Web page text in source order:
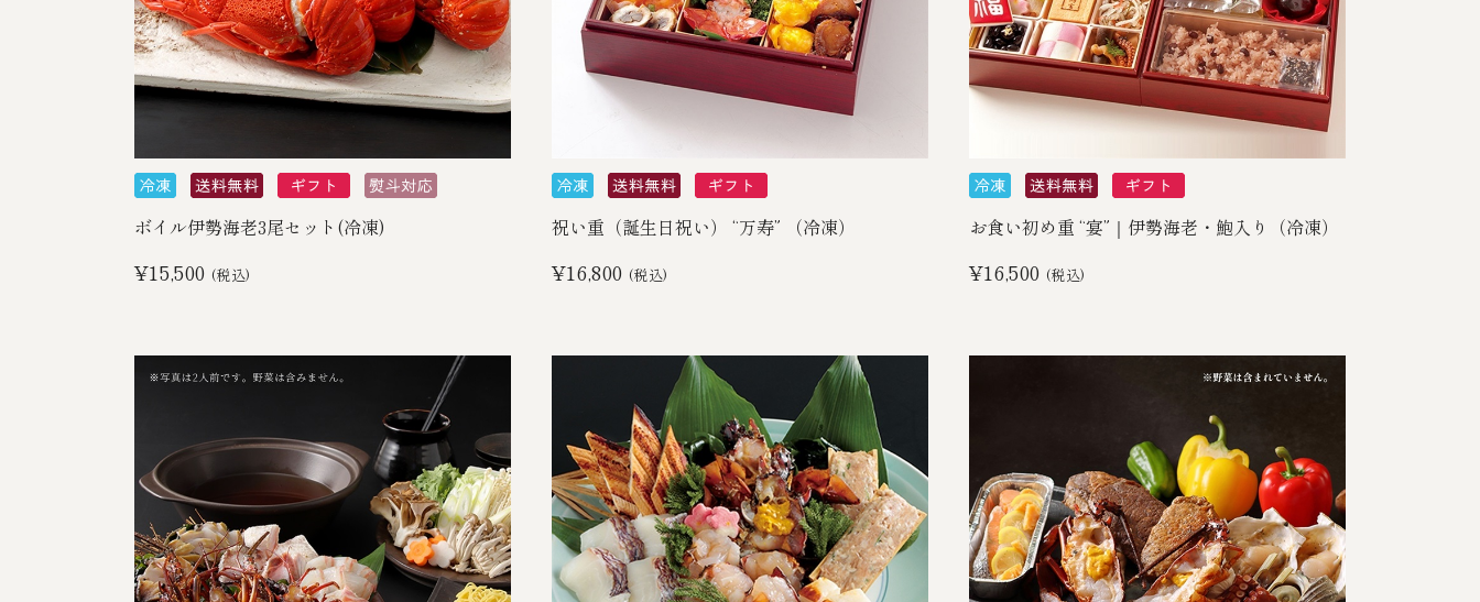
ボイル伊勢海老3尾セット(冷凍)
¥15,500 (税込)
祝い重（誕生日祝い） “万寿” （冷凍）
¥16,800 (税込)
お食い初め重 “宴”｜伊勢海老・鮑入り（冷凍）
¥16,500 (税込)